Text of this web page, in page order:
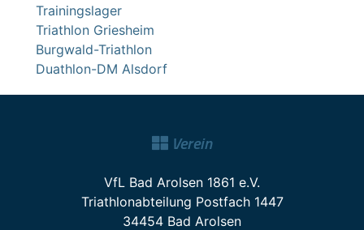
Trainingslager
Triathlon Griesheim
Burgwald-Triathlon
Duathlon-DM Alsdorf
Verein
VfL Bad Arolsen 1861 e.V.
Triathlonabteilung Postfach 1447
34454 Bad Arolsen